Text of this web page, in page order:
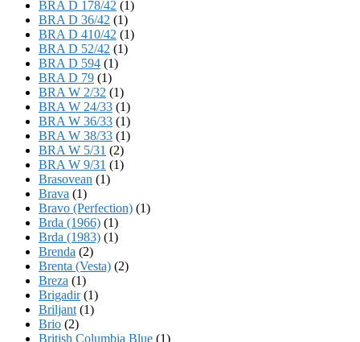
BRA D 178/42 (1)
BRA D 36/42 (1)
BRA D 410/42 (1)
BRA D 52/42 (1)
BRA D 594 (1)
BRA D 79 (1)
BRA W 2/32 (1)
BRA W 24/33 (1)
BRA W 36/33 (1)
BRA W 38/33 (1)
BRA W 5/31 (2)
BRA W 9/31 (1)
Brasovean (1)
Brava (1)
Bravo (Perfection) (1)
Brda (1966) (1)
Brda (1983) (1)
Brenda (2)
Brenta (Vesta) (2)
Breza (1)
Brigadir(1)
Briljant (1)
Brio (2)
British Columbia Blue (1)